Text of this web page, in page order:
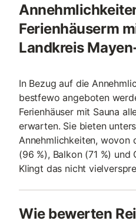
Ferienhäuserm
Landkreis
In Bezug auf die
bestfewo angeboten
Ferienhäuser mit Sauna
erwarten. Sie bieten
Annehmlichkeiten, wovon
(96 %), Balkon (71 %) und
Klingt das nicht
Wie bewerten